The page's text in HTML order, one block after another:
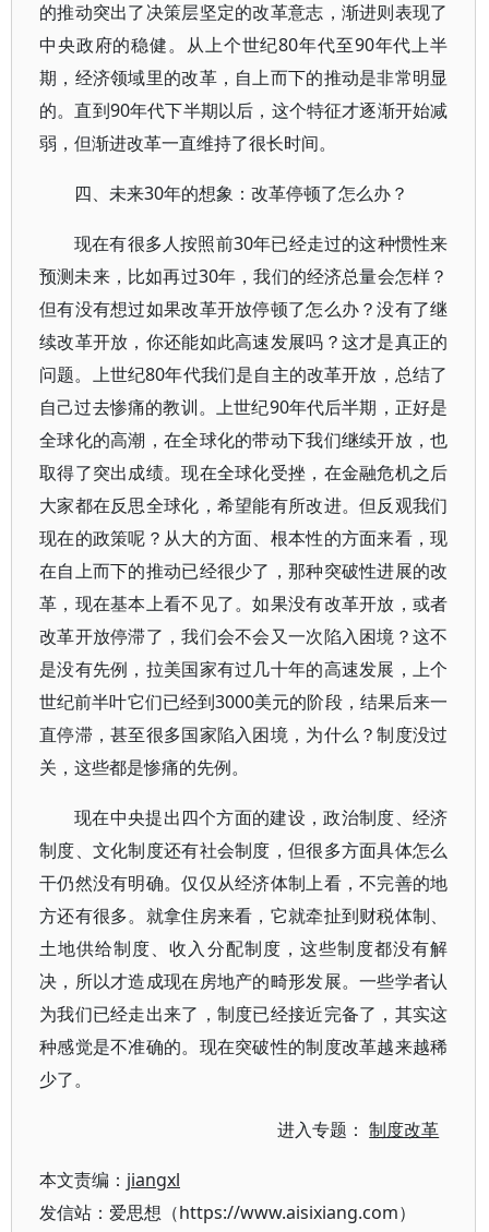
的推动突出了决策层坚定的改革意志，渐进则表现了
中央政府的稳健。从上个世纪80年代至90年代上半
期，经济领域里的改革，自上而下的推动是非常明显
的。直到90年代下半期以后，这个特征才逐渐开始减
弱，但渐进改革一直维持了很长时间。
四、未来30年的想象：改革停顿了怎么办？
现在有很多人按照前30年已经走过的这种惯性来
预测未来，比如再过30年，我们的经济总量会怎样？
但有没有想过如果改革开放停顿了怎么办？没有了继
续改革开放，你还能如此高速发展吗？这才是真正的
问题。上世纪80年代我们是自主的改革开放，总结了
自己过去惨痛的教训。上世纪90年代后半期，正好是
全球化的高潮，在全球化的带动下我们继续开放，也
取得了突出成绩。现在全球化受挫，在金融危机之后
大家都在反思全球化，希望能有所改进。但反观我们
现在的政策呢？从大的方面、根本性的方面来看，现
在自上而下的推动已经很少了，那种突破性进展的改
革，现在基本上看不见了。如果没有改革开放，或者
改革开放停滞了，我们会不会又一次陷入困境？这不
是没有先例，拉美国家有过几十年的高速发展，上个
世纪前半叶它们已经到3000美元的阶段，结果后来一
直停滞，甚至很多国家陷入困境，为什么？制度没过
关，这些都是惨痛的先例。
现在中央提出四个方面的建设，政治制度、经济
制度、文化制度还有社会制度，但很多方面具体怎么
干仍然没有明确。仅仅从经济体制上看，不完善的地
方还有很多。就拿住房来看，它就牵扯到财税体制、
土地供给制度、收入分配制度，这些制度都没有解
决，所以才造成现在房地产的畸形发展。一些学者认
为我们已经走出来了，制度已经接近完备了，其实这
种感觉是不准确的。现在突破性的制度改革越来越稀
少了。
进入专题：制度改革
本文责编： jiangxl
发信站：爱思想（https://www.aisixiang.com）